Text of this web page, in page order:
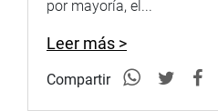
por mayoría, el...
Leer más >
Compartir